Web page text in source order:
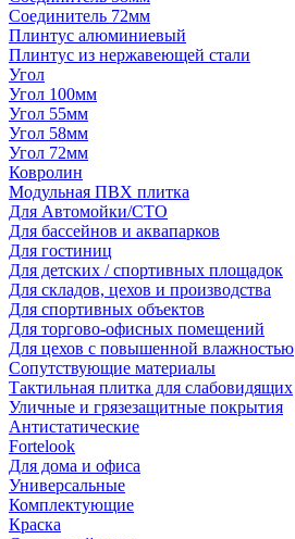
Соединитель 72мм
Плинтус алюминиевый
Плинтус из нержавеющей стали
Угол
Угол 100мм
Угол 55мм
Угол 58мм
Угол 72мм
Ковролин
Модульная ПВХ плитка
Для Автомойки/СТО
Для бассейнов и аквапарков
Для гостиниц
Для детских / спортивных площадок
Для складов, цехов и производства
Для спортивных объектов
Для торгово-офисных помещений
Для цехов с повышенной влажностью
Сопутствующие материалы
Тактильная плитка для слабовидящих
Уличные и грязезащитные покрытия
Антистатические
Fortelook
Для дома и офиса
Универсальные
Комплектующие
Краска